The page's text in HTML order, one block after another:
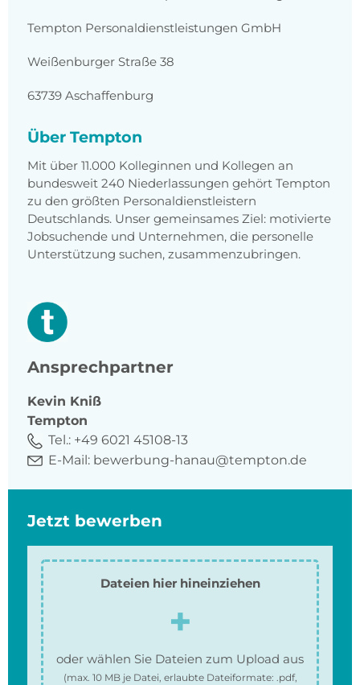
Tempton Personaldienstleistungen GmbH
Weißenburger Straße 38
63739 Aschaffenburg
Über Tempton
Mit über 11.000 Kolleginnen und Kollegen an
bundesweit 240 Niederlassungen gehört Tempton
zu den größten Personaldienstleistern
Deutschlands. Unser gemeinsames Ziel: motivierte
Jobsuchende und Unternehmen, die personelle
Unterstützung suchen, zusammenzubringen.
Ansprechpartner
Kevin Kniß
Tempton
Tel.: +49 6021 45108-13
E-Mail: bewerbung-hanau@tempton.de
Jetzt bewerben
Dateien hier hineinziehen
oder wählen Sie Dateien zum Upload aus
(max. 10 MBje Datei, erlaubte Dateiformate: .pdf,